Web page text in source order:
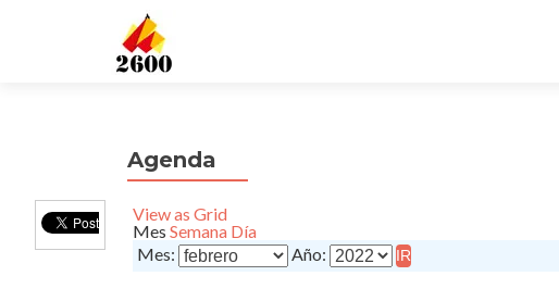
Agenda
View as Grid
Mes Semana Día
Mes:
Año: